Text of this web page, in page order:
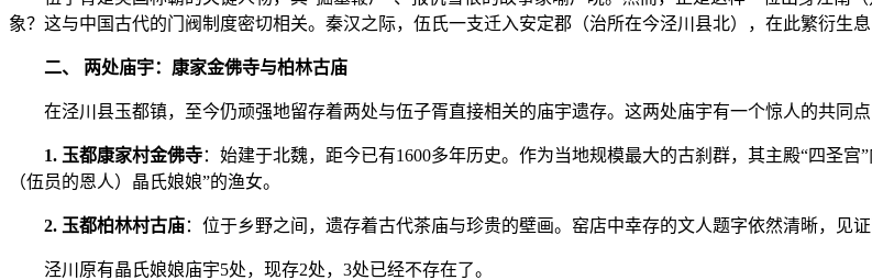
象？这与中国古代的门阀制度密切相关。秦汉之际，伍氏一支迁入安定郡（治所在今泾川县北），在此繁衍生
二、 两处庙宇：康家金佛寺与柏林古庙
在泾川县玉都镇，至今仍顽强地留存着两处与伍子胥直接相关的庙宇遗存。这两处庙宇有一个惊人的共同
1. 玉都康家村金佛寺：始建于北魏，距今已有1600多年历史。作为当地规模最大的古刹群，其主殿“四圣
（伍员的恩人）晶氏娘娘”的渔女。
2. 玉都柏林村古庙：位于乡野之间，遗存着古代茶庙与珍贵的壁画。窑店中幸存的文人题字依然清晰，见
泾川原有晶氏娘娘庙宇5处，现存2处，3处已经不存在了。